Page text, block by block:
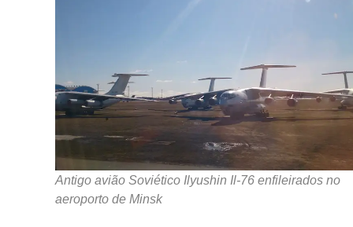
Antigo avião Soviético Ilyushin Il-76 enfileirados no
aeroporto de Minsk